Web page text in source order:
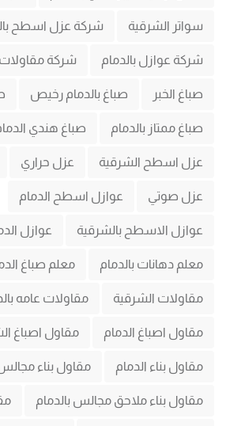
سواتر الشرقية شركة عزل اسطح
شركة عوازل بالدمام شركة مقاولات
صباغ الخبر صباغ بالدمام رخيص
صباغ ممتاز بالدمام صباغ هندي
عزل اسطح الشرقية عزل حراري
عزل صوتي عوازل اسطح الدمام
عوازل الاسطح بالشرقية عوازل
معلم دهانات بالدمام معلم صباغ
مقاولات الشرقية مقاولات عامه
مقاول اصباغ الدمام مقاول اصباغ
مقاول بناء الدمام مقاول بناء
مقاول بناء ملاحق مجالس بالدمام